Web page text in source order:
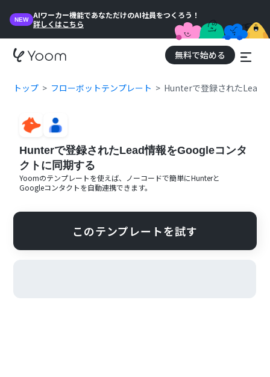
NEW
AIワーカー機能であなただけのAI社員をつくろう！
詳しくはこちら
無料で始める
トップ フローボットテンプレート Hunterで登録されたLead
Hunterで登録されたLead情報をGoogleコンタ
クトに同期する
Yoomのテンプレートを使えば、ノーコードで簡単にHunterと
Googleコンタクトを自動連携できます。
このテンプレートを試す